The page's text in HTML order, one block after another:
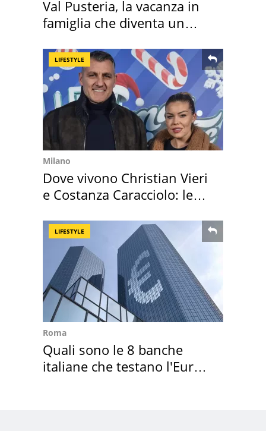
Val Pusteria, la vacanza in
famiglia che diventa un
LIFESTYLE
Milano
Dove vivono Christian Vieri
e Costanza Caracciolo: le
LIFESTYLE
Roma
Quali sono le 8 banche
italiane che testano l'Euro